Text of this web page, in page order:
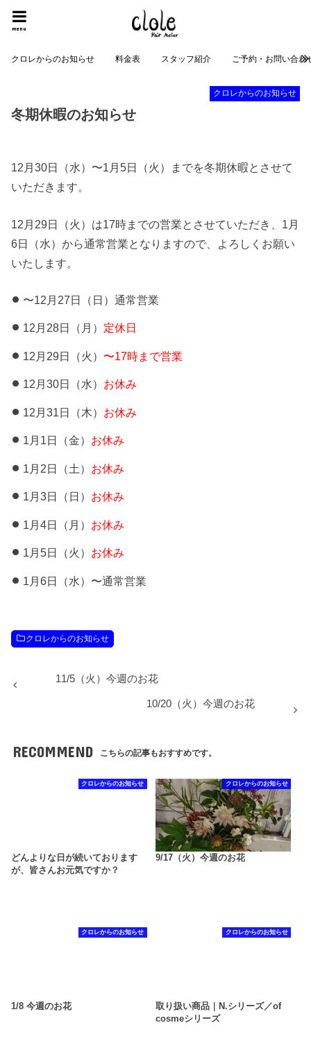
menu
クロレからのお知らせ 料金表 スタッフ紹介 ご予約・お問い合わ
クロレからのお知らせ
冬期休暇のお知らせ
12月30日（水）〜1月5日（火）までを冬期休暇とさせて
いただきます。
12月29日（火）は17時までの営業とさせていただき、1月
6日（水）から通常営業となりますので、よろしくお願い
いたします。
〜12月27日（日）通常営業
12月28日（月） 定休日
12月29日（火） 〜17時まで営業
12月30日（水） お休み
12月31日（木） お休み
1月1日（金） お休み
1月2日（土） お休み
1月3日（日） お休み
1月4日（月） お休み
1月5日（火） お休み
1月6日（水）〜通常営業
クロレからのお知らせ
11/5（火）今週のお花
10/20（火）今週のお花
RECOMMEND こちらの記事もおすすめです。
クロレからのお知らせ
どんよりな日が続いております
が、皆さんお元気ですか？
クロレからのお知らせ
9/17（火）今週のお花
クロレからのお知らせ
1/8 今週のお花
クロレからのお知らせ
取り扱い商品｜N.シリーズ／of
cosmeシリーズ